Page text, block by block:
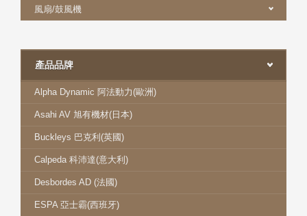
風扇/鼓風機
產品品牌
Alpha Dynamic 阿法動力(歐洲)
Asahi AV 旭有機材(日本)
Buckleys 巴克利(英國)
Calpeda 科沛達(意大利)
Desbordes AD (法國)
ESPA 亞士霸(西班牙)